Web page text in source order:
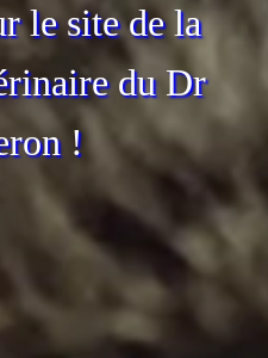
le site de la
du Dr
!